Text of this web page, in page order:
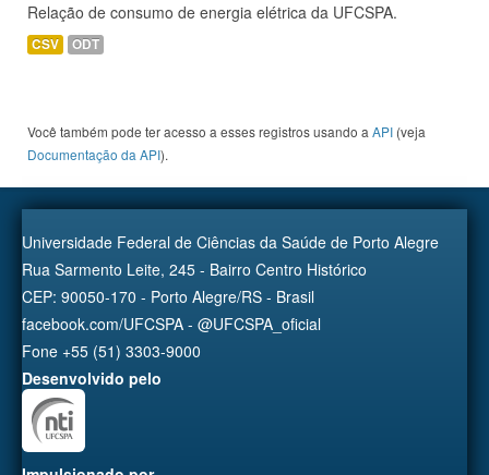
Relação de consumo de energia elétrica da UFCSPA.
CSV ODT
Você também pode ter acesso a esses registros usando a API (veja
Documentação da API).
Universidade Federal de Ciências da Saúde de Porto Alegre
Rua Sarmento Leite, 245 - Bairro Centro Histórico
CEP: 90050-170 - Porto Alegre/RS - Brasil
facebook.com/UFCSPA - @UFCSPA_oficial
Fone +55 (51) 3303-9000
Desenvolvido pelo